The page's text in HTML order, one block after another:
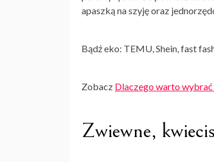
apaszką na szyję oraz
Bądź eko: TEMU, Shein, fast
Zobacz Dlaczego warto
Zwiewne,